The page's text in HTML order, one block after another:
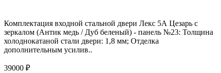
Комплектация входной стальной двери Лекс 5А Цезарь с
зеркалом (Антик медь / Дуб беленый) - панель №23: Толщина
холоднокатаной стали двери: 1,8 мм; Отделка
дополнительным усилив..
39000 ₽